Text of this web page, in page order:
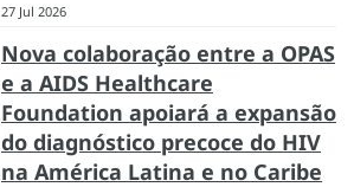
27 Jul 2026
Nova colaboração entre a OPAS
e a AIDS Healthcare
Foundation apoiará a expansão
do diagnóstico precoce do HIV
na América Latina e no Caribe